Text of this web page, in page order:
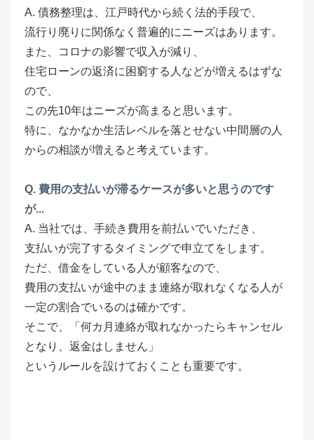
A. 債務整理は、江戸時代から続く法的手段で、
流行り廃りに関係なく普遍的にニーズはあります。
また、コロナの影響で収入が減り、
住宅ローンの返済に困窮する人などが増えるはずな
ので、
この先10年はニーズが高まると思います。
特に、なかなか生活レベルを落とせない中間層の人
からの相談が増えると考えています。
Q. 費用の支払いが滞るケースが多いと思うのです
が...
A. 当社では、手続き費用を前払いでいただき、
支払いが完了するタイミングで申立てをします。
ただ、借金をしている人が顧客なので、
費用の支払いが途中のまま連絡が取れなくなる人が
一定の割合でいるのは確かです。
そこで、「何カ月連絡が取れなかったらキャンセル
となり、返金はしません」
というルールを設けておくことも重要です。